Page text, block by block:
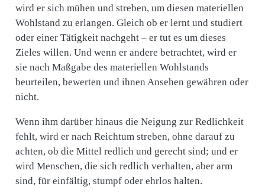
wird er sich mühen und streben, um diesen materiellen
Wohlstand zu erlangen. Gleich ob er lernt und studiert
oder einer Tätigkeit nachgeht – er tut es um dieses
Zieles willen. Und wenn er andere betrachtet, wird er
sie nach Maßgabe des materiellen Wohlstands
beurteilen, bewerten und ihnen Ansehen gewähren oder
nicht.
Wenn ihm darüber hinaus die Neigung zur Redlichkeit
fehlt, wird er nach Reichtum streben, ohne darauf zu
achten, ob die Mittel redlich und gerecht sind; und er
wird Menschen, die sich redlich verhalten, aber arm
sind, für einfältig, stumpf oder ehrlos halten.